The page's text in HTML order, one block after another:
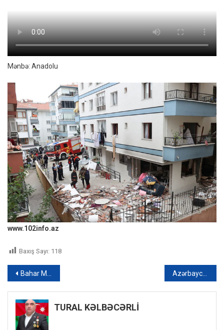
Mənbə: Anadolu
www.102info.az
Baxış Sayı: 118
Yazı
naviqasiyası
Bahar Muradova: “Qənirənin itkisi ilə barışmırıq” Azərbaycan və İsrail arasında Turizm üzrə İşçi Qrupu yaradılır
TURAL KƏLBƏCƏRLİ